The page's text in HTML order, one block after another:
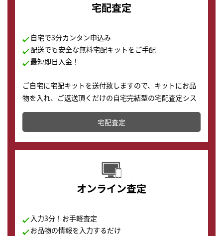
宅配査定
自宅で3分カンタン申込み
配送でも安全な無料宅配キットをご手配
最短即日入金！
ご自宅に宅配キットを送付致しますので、キットにお品
物を入れ、ご返送頂くだけの自宅完結型の宅配査定シス
テムです。
配送でも簡単&安全に査定・買取に出すことが可能で
す。
宅配査定
オンライン査定
入力3分！お手軽査定
お品物の情報を入力するだけ